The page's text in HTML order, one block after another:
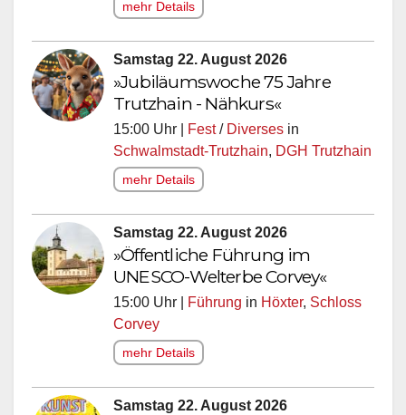
mehr Details
Samstag 22. August 2026
»Jubiläumswoche 75 Jahre
Trutzhain - Nähkurs«
15:00 Uhr | Fest/ Diverses in
Schwalmstadt-Trutzhain, DGH Trutzhain
mehr Details
Samstag 22. August 2026
»Öffentliche Führung im
UNESCO-Welterbe Corvey«
15:00 Uhr | Führung in Höxter, Schloss
Corvey
mehr Details
Samstag 22. August 2026